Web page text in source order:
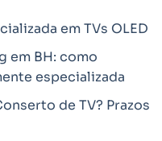
em TVs OLED
em BH: como
especializada
de TV? Prazos